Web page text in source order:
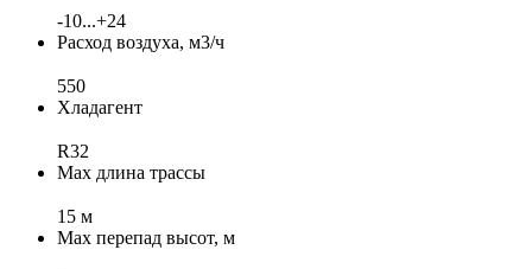
-10...+24
Расход воздуха, м3/ч
550
Хладагент
R32
Max длина трассы
15 м
Max перепад высот, м